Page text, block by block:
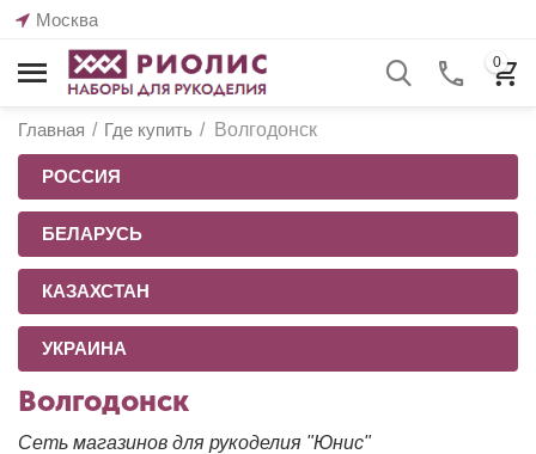
Москва
0
Главная / Где купить / Волгодонск
РОССИЯ
БЕЛАРУСЬ
КАЗАХСТАН
УКРАИНА
Волгодонск
Сеть магазинов для рукоделия "Юнис"